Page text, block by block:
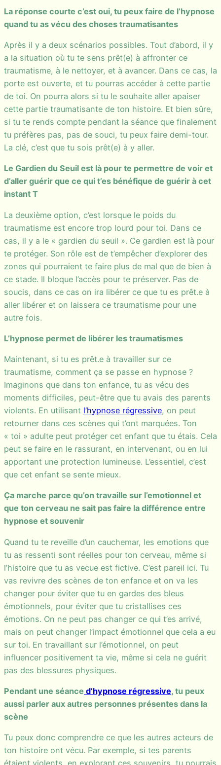
La réponse courte c’est oui, tu peux faire de l’hypnose
quand tu as vécu des choses traumatisantes
Après il y a deux scénarios possibles. Tout d’abord, il y
a la situation où tu te sens prêt(e) à affronter ce
traumatisme, à le nettoyer, et à avancer. Dans ce cas, la
porte est ouverte, et tu pourras accéder à cette partie
de toi. On pourra alors si tu le souhaite aller apaiser
cette partie traumatisante de ton histoire. Et bien sûre,
si tu te rends compte pendant la séance que finalement
tu préfères pas, pas de souci, tu peux faire demi-tour.
La clé, c’est que tu sois prêt(e) à y aller.
Le Gardien du Seuil est là pour te permettre de voir et
d’aller guérir que ce qui t’es bénéfique de guérir à cet
instant T
La deuxième option, c’est lorsque le poids du
traumatisme est encore trop lourd pour toi. Dans ce
cas, il y a le « gardien du seuil ». Ce gardien est là pour
te protéger. Son rôle est de t’empêcher d’explorer des
zones qui pourraient te faire plus de mal que de bien à
ce stade. Il bloque l’accès pour te préserver. Pas de
soucis, dans ce cas on ira libérer ce que tu es prêt.e à
aller libérer et on laissera ce traumatisme pour une
autre fois.
L’hypnose permet de libérer les traumatismes
Maintenant, si tu es prêt.e à travailler sur ce
traumatisme, comment ça se passe en hypnose ?
Imaginons que dans ton enfance, tu as vécu des
moments difficiles, peut-être que tu avais des parents
violents. En utilisant l’hypnose régressive, on peut
retourner dans ces scènes qui t’ont marquées. Ton
« toi » adulte peut protéger cet enfant que tu étais. Cela
peut se faire en le rassurant, en intervenant, ou en lui
apportant une protection lumineuse. L’essentiel, c’est
que cet enfant se sente mieux.
Ça marche parce qu’on travaille sur l’emotionnel et
que ton cerveau ne sait pas faire la différence entre
hypnose et souvenir
Quand tu te reveille d’un cauchemar, les emotions que
tu as ressenti sont réelles pour ton cerveau, même si
l’histoire que tu as vecue est fictive. C’est pareil ici. Tu
vas revivre des scènes de ton enfance et on va les
changer pour éviter que tu en gardes des bleus
émotionnels, pour éviter que tu cristallises ces
émotions. On ne peut pas changer ce qui t’es arrivé,
mais on peut changer l’impact émotionnel que cela a eu
sur toi. En travaillant sur l’émotionnel, on peut
influencer positivement ta vie, même si cela ne guérit
pas des blessures physiques.
Pendant une séance d’hypnose régressive, tu peux
aussi parler aux autres personnes présentes dans la
scène
Tu peux donc comprendre ce que les autres acteurs de
ton histoire ont vécu. Par exemple, si tes parents